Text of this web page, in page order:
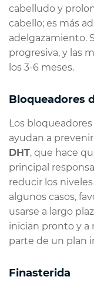
cabelludo y
cabello; es más
adelgazamiento.
progresiva, y las
los 3-6 meses.
Bloqueadores
Los bloqueadores
ayudan a
DHT, que hace
principal
reducir los
algunos casos,
usarse a largo
inician pronto y a
parte de un plan
Finasterida